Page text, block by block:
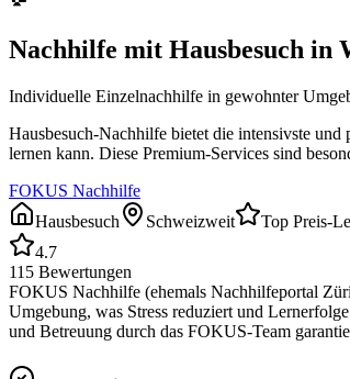
Nachhilfe mit Hausbesuch in
Individuelle Einzelnachhilfe in gewohnter
Hausbesuch-Nachhilfe bietet die intensivste
lernen kann. Diese Premium-Services sind
FOKUS Nachhilfe
Hausbesuch
Schweizweit
Top Preis-
4.7
115 Bewertungen
FOKUS Nachhilfe (ehemals Nachhilfeportal
Umgebung, was Stress reduziert und
und Betreuung durch das FOKUS-Team